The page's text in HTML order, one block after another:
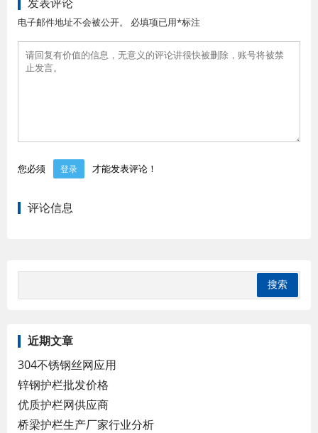
电子邮件地址不会被公开。 必填项已用*标注
您必须 登录 才能发表评论！
评论信息
近期文章
304不锈钢丝网应用
锌钢护栏批发价格
优质护栏网供应商
桥梁护栏生产厂家行业分析